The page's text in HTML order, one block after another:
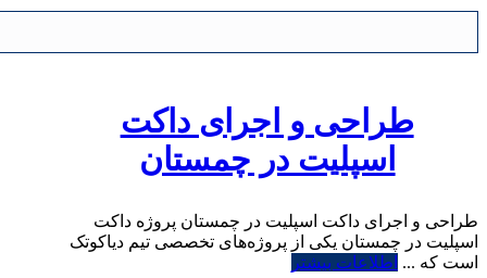
طراحی و اجرای داکت
اسپلیت در چمستان
طراحی و اجرای داکت اسپلیت در چمستان پروژه داکت
اسپلیت در چمستان یکی از پروژه‌های تخصصی تیم دیاکوتک
است که ... اطلاعات بیشتر